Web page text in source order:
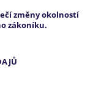
změny okolností
zákoníku.